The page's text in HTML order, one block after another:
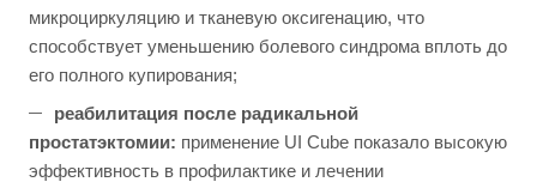
микроциркуляцию и тканевую оксигенацию, что
способствует уменьшению болевого синдрома вплоть до
его полного купирования;
реабилитация после радикальной
простатэктомии: применение UI Cube показало высокую
эффективность в профилактике и лечении